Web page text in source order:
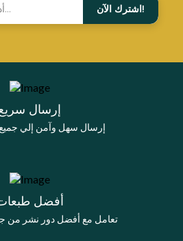
اشترك الآن!
إرسال
إرسال سهل وآمن إلي جميع
أفضل
تعامل مع أفضل دور نشر من